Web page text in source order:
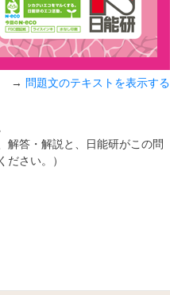
問題文のテキストを表示する
解答・解説と、日能研がこの問
さい。）